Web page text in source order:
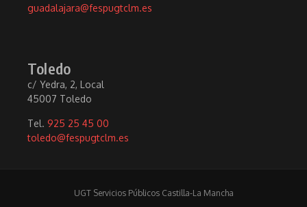
guadalajara@fespugtclm.es
Toledo
c/ Yedra, 2, Local
45007 Toledo
Tel. 925 25 45 00
toledo@fespugtclm.es
UGT Servicios Públicos Castilla-La Mancha